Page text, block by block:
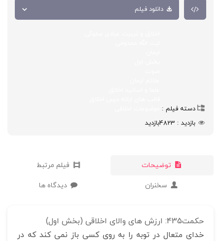
دانلود فیلم
دسته فیلم
بازدید
4823بازدید
توضیحات فیلم مرتبط
سخنران دیدگاه ها
حکمت435: ارزش های والای اخلاقی (بخش اول)
خدای متعال در توبه را به روی کسی باز نمی کند که در